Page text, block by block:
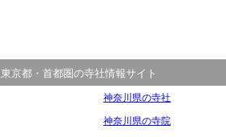
京都・首都圏の寺社情報サイト
神奈川県の寺社
神奈川県の寺院